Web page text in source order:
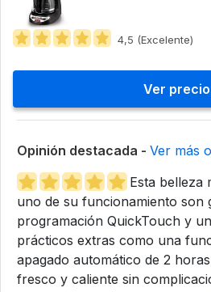
4,5 (Excelente)
Ver
Opinión destacada - Ver más
Esta belleza
uno de su funcionamiento son
programación QuickTouch y
prácticos extras como una
apagado automático de 2
fresco y caliente sin